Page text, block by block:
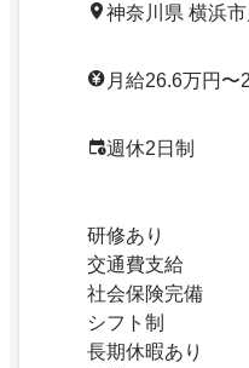
神奈川県 横浜
月給26.6万円〜
週休2日制
研修あり
交通費支給
社会保険完備
シフト制
長期休暇あり